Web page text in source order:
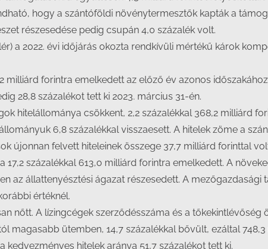
hogy a szántóföldi növénytermesztők kapták a
részesedése pedig csupán 4,0 százalék volt.
a 2022. évi időjárás okozta rendkívüli mértékű károk
milliárd forintra emelkedett az előző év azonos
28,8 százalékot tett ki 2023. március 31-én.
hitelállománya csökkent, 2,2 százalékkal 368,2 milliárd
6,8 százalékkal visszaesett. A hitelek zöme a
újonnan felvett hiteleinek összege 37,7 milliárd forinttal
százalékkal 613,0 milliárd forintra emelkedett. A
az állattenyésztési ágazat részesedett. A mezőgazdasági
értéknél.
nőtt. A lízingcégek szerződésszáma és a tőkekintlévőség
magasabb ütemben, 14,7 százalékkal bővült, ezáltal
hitelek aránya 51,7 százalékot tett ki.